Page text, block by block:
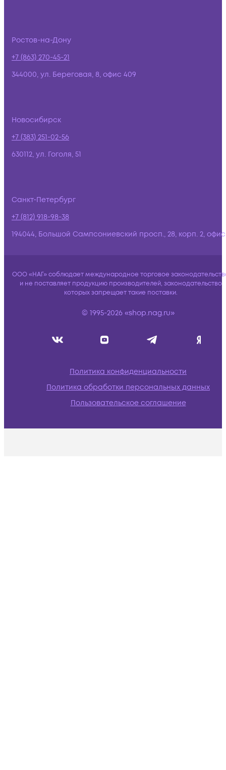
Ростов-на-Дону
+7 (863) 270-45-21
344000, ул. Береговая, 8, офис 409
Новосибирск
+7 (383) 251-02-56
630112, ул. Гоголя, 51
Санкт-Петербург
+7 (812) 918-98-38
194044, Большой Сампсониевский просп., 28, корп. 2,
ООО «НАГ» соблюдает международное торговое
и не поставляет продукцию производителей, законодательство
которых запрещает такие поставки.
© 1995-2026 «shop.nag.ru»
Политика конфиденциальности
Политика обработки персональных данных
Пользовательское соглашение